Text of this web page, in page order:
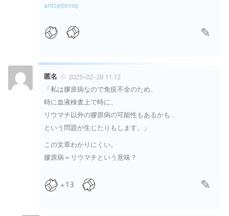
antcejtenoy
匿名
2025-02-28 11:12
「私は膠原病なので免疫不全のため、
時に血液検査上で時に、
リウマチ以外の膠原病の可能性もあるかも…
という問題が生じたりもします。」
この文章わかりにくい。
膠原病＝リウマチという意味？
+13